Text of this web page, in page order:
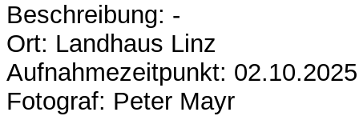
Beschreibung: -
Ort: Landhaus Linz
Aufnahmezeitpunkt: 02.10.2025
Fotograf: Peter Mayr